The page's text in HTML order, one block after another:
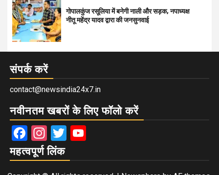
गोपालकुंज रसूलिया में बनेगी नाली और सड़क, नपाध्यक्ष
नीतू महेंद्र यादव द्वारा की जनसुनवाई
संपर्क करें
contact@newsindia24x7.in
नवीनतम खबरों के लिए फॉलो करें
Facebook
Instagram
Twitter
महत्वपूर्ण लिंक